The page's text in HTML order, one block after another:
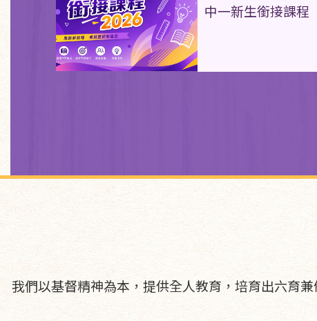
中一新生銜接課程
我們以基督精神為本，提供全人教育，培育出六育